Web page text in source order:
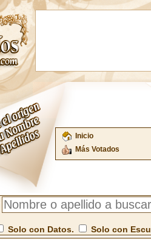
Inicio
Más Votados
Solo con Datos. Solo con